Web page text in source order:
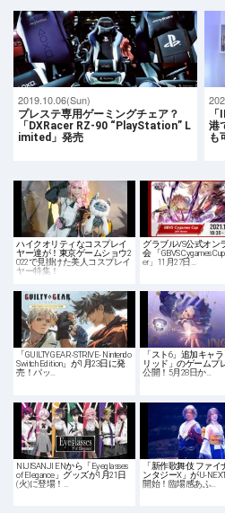
2019.10.06(Sun)
プレステ専用ゲーミングチェア？
「DXRacer RZ-90 “PlayStation” L
imited」発売
港
も
ハイクオリティなコスプレイ
ヤー達が！東京ゲームショウ2
022で見掛けた美人コスプレイ
ヤー特集！
グラブルVS公式オン
会 「GBVS Cygames
er」11月27日…
「GUILTY GEAR -STRIVE- Nintendo
Switch Edition」が1月23日に発
売！パッ…
「スト6」追加キャ
リッド」のゲームプ
公開！5月28日か…
NIJISANJI ENから「Eyeglasses
of Elegance」グッズが1月21日
(火)に登場！…
「新作歌舞伎 ファイ
ンタジーX」がU-
開始！臨場感あふ…